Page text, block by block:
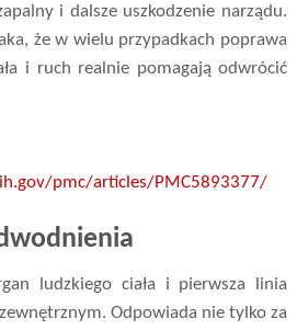
i dalsze uszkodzenie narządu.
że w wielu przypadkach poprawa
i ruch realnie pomagają odwrócić
pmc/articles/PMC5893377/
ludzkiego ciała i pierwsza linia
Odpowiada nie tylko za